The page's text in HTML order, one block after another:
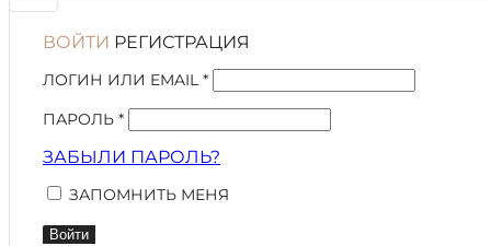
ВОЙТИ РЕГИСТРАЦИЯ
ЛОГИН ИЛИ EMAIL*
ПАРОЛЬ *
ЗАБЫЛИ ПАРОЛЬ?
ЗАПОМНИТЬ МЕНЯ
Войти